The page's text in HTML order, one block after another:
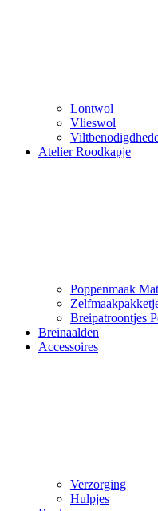
Lontwol
Vlieswol
Atelier Roodkapje
Poppenmaak
Breipatroontjes
Breinaalden
Accessoires
Verzorging
Hulpjes